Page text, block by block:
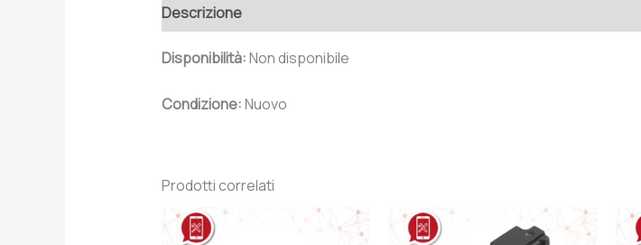
Descrizione
Disponibilità:Non disponibile
Condizione:Nuovo
Prodotti correlati